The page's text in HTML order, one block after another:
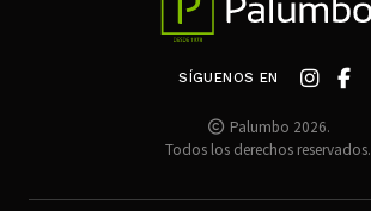
SÍGUENOS EN
Palumbo 2026.
Todos los derechos reservados.